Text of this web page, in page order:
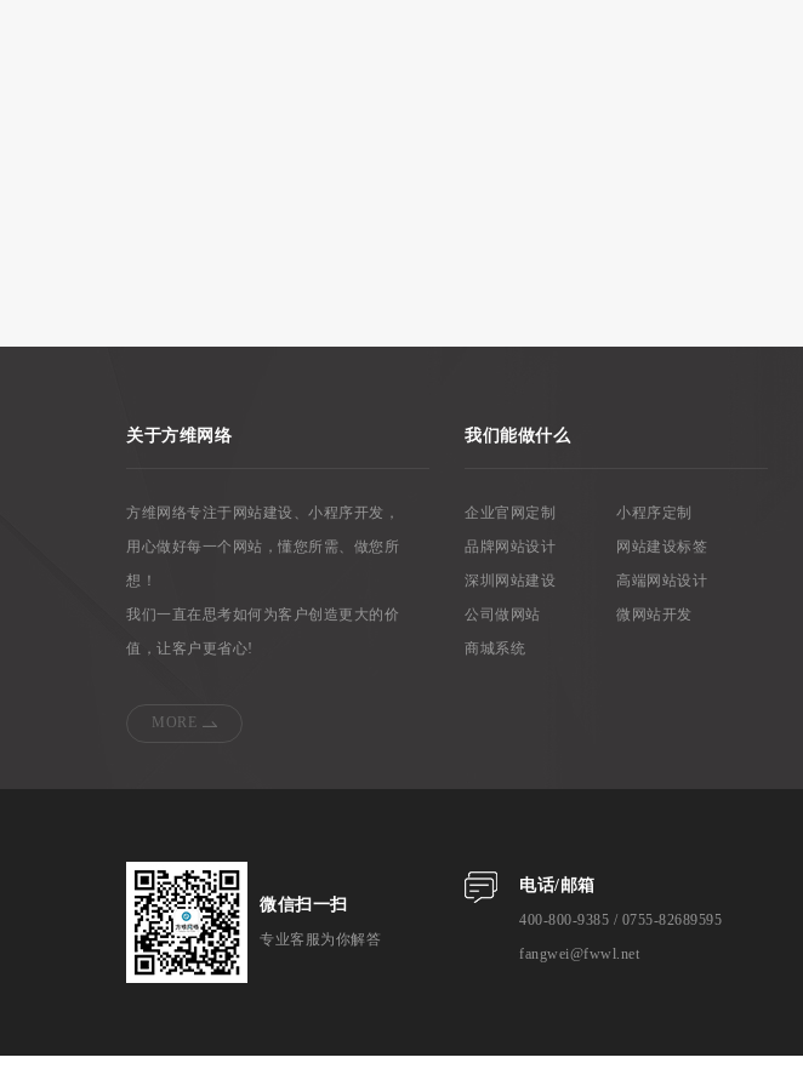
关于方维网络
方维网络专注于网站建设、小程序开发，
用心做好每一个网站，懂您所需、做您所
想！
我们一直在思考如何为客户创造更大的价
值，让客户更省心!
MORE
我们能做什么
企业官网定制
小程序定制
品牌网站设计
网站建设标签
深圳网站建设
高端网站设计
公司做网站
微网站开发
商城系统
微信扫一扫
专业客服为你解答
电话/邮箱
400-800-9385 / 0755-82689595
fangwei@fwwl.net